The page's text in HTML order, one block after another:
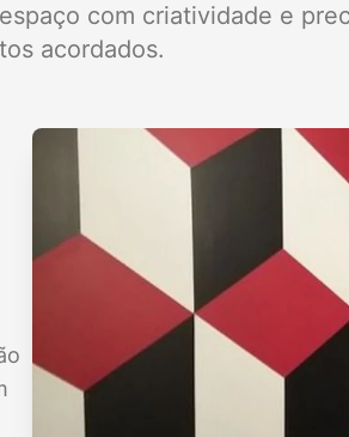
com criatividade e
acordados.